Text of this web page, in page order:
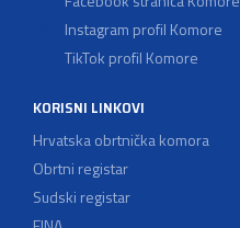
Instagram profil Komore
TikTok profil Komore
KORISNI LINKOVI
Hrvatska obrtnička komora
Obrtni registar
Sudski registar